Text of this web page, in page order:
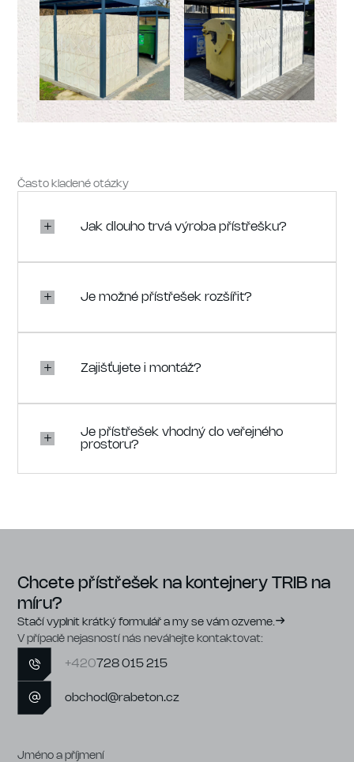
Často kladené otázky
Jak dlouho trvá výroba přístřešku?
Je možné přístřešek rozšířit?
Zajišťujete i montáž?
Je přístřešek vhodný do veřejného
prostoru?
Chcete přístřešek na kontejnery TRIB na
míru?
Stačí vyplnit krátký formulář a my se vám ozveme.
V případě nejasností nás neváhejte kontaktovat:
+420 728 015 215
obchod@rabeton.cz
Jméno a příjmení